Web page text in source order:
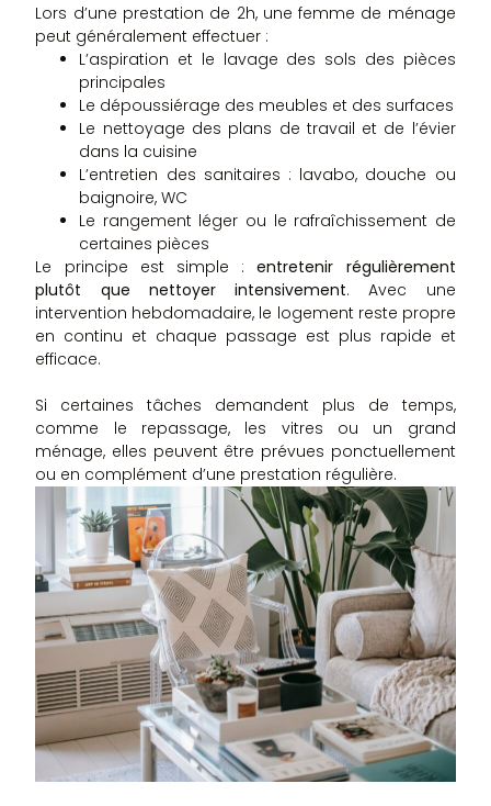
Lors d’une prestation de 2h, une femme de ménage
peut généralement effectuer :
L’aspiration et le lavage des sols des pièces
principales
Le dépoussiérage des meubles et des surfaces
Le nettoyage des plans de travail et de l’évier
dans la cuisine
L’entretien des sanitaires : lavabo, douche ou
baignoire, WC
Le rangement léger ou le rafraîchissement de
certaines pièces
Le principe est simple :entretenir régulièrement
plutôt que nettoyer intensivement. Avec une
intervention hebdomadaire, le logement reste propre
en continu et chaque passage est plus rapide et
efficace.
Si certaines tâches demandent plus de temps,
comme le repassage, les vitres ou un grand
ménage, elles peuvent être prévues ponctuellement
ou en complément d’une prestation régulière.